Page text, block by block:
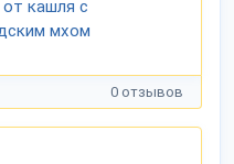
кашля с
мхом
0 отзывов